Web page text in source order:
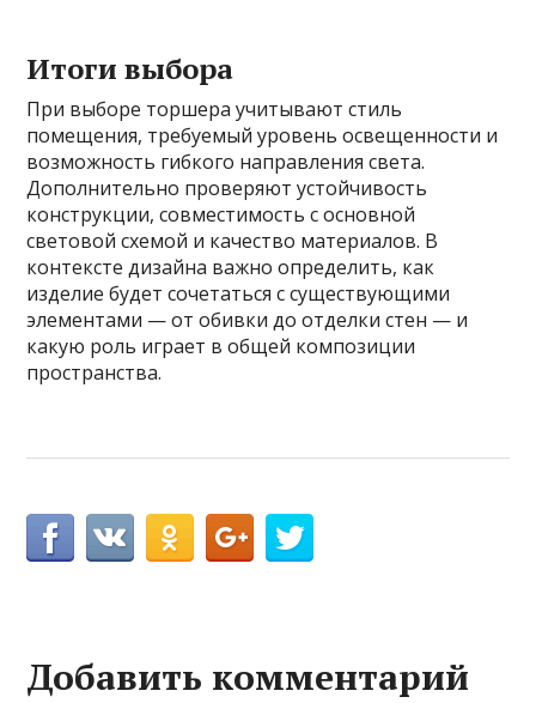
Итоги выбора
При выборе торшера учитывают стиль
помещения, требуемый уровень освещенности и
возможность гибкого направления света.
Дополнительно проверяют устойчивость
конструкции, совместимость с основной
световой схемой и качество материалов. В
контексте дизайна важно определить, как
изделие будет сочетаться с существующими
элементами — от обивки до отделки стен — и
какую роль играет в общей композиции
пространства.
Добавить комментарий